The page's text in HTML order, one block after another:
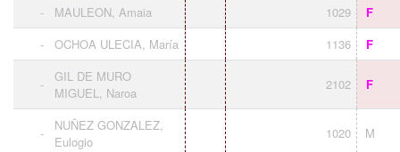
- MAULEON, Amaia 1029
F
-
OCHOA ULECIA, María 1136 F
-
GIL DE MURO
MIGUEL, Naroa
2102 F
-
NUÑEZ GONZALEZ,
Eulogio
1020 M